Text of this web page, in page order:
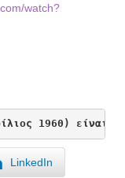
watch?
1960) είναι
LinkedIn